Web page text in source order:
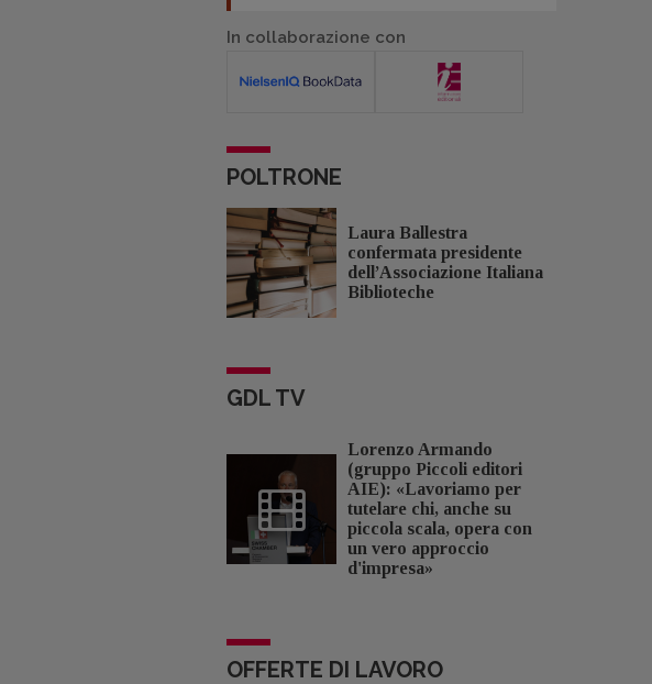
In collaborazione con
POLTRONE
Laura Ballestra
confermata presidente
dell’Associazione Italiana
Biblioteche
GDL TV
Lorenzo Armando
(gruppo Piccoli editori
AIE): «Lavoriamo per
tutelare chi, anche su
piccola scala, opera con
un vero approccio
d'impresa»
OFFERTE DI LAVORO